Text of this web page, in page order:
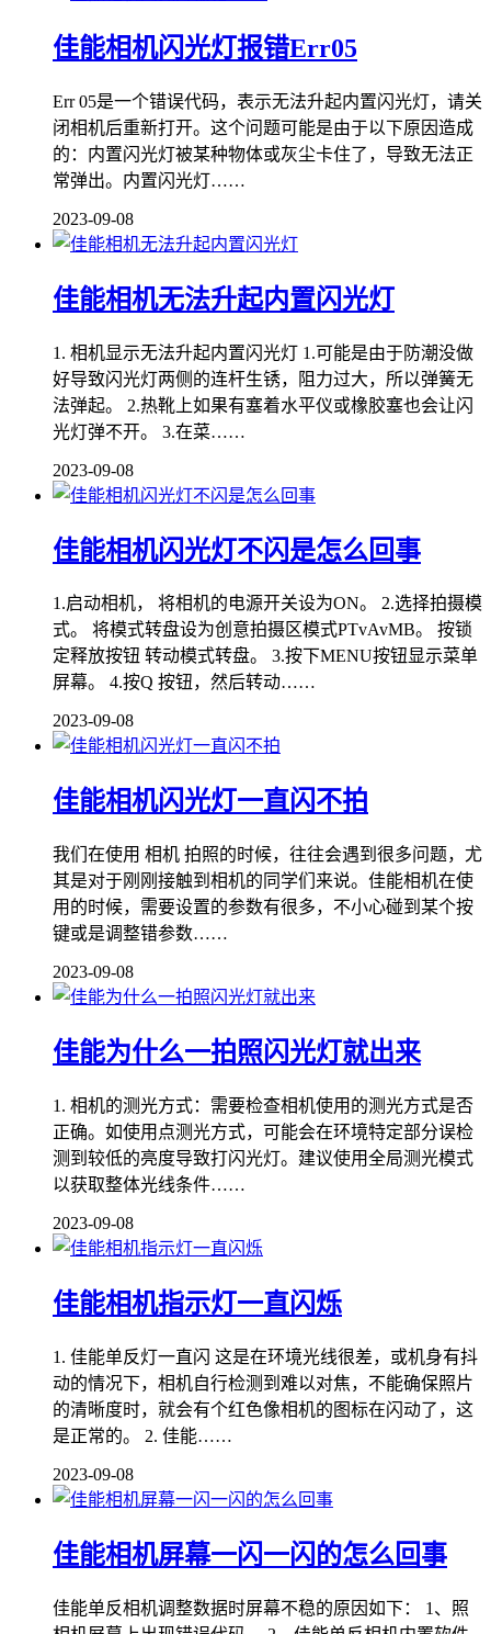
佳能相机闪光灯报错Err05
Err 05是一个错误代码，表示无法升起内置闪光灯，请关
闭相机后重新打开。这个问题可能是由于以下原因造成
的：内置闪光灯被某种物体或灰尘卡住了，导致无法正
常弹出。内置闪光灯……
2023-09-08
佳能相机无法升起内置闪光灯
1. 相机显示无法升起内置闪光灯 1.可能是由于防潮没做
好导致闪光灯两侧的连杆生锈，阻力过大，所以弹簧无
法弹起。 2.热靴上如果有塞着水平仪或橡胶塞也会让闪
光灯弹不开。 3.在菜……
2023-09-08
佳能相机闪光灯不闪是怎么回事
1.启动相机， 将相机的电源开关设为ON。 2.选择拍摄模
式。 将模式转盘设为创意拍摄区模式PTvAvMB。 按锁
定释放按钮 转动模式转盘。 3.按下MENU按钮显示菜单
屏幕。 4.按Q 按钮，然后转动……
2023-09-08
佳能相机闪光灯一直闪不拍
我们在使用 相机 拍照的时候，往往会遇到很多问题，尤
其是对于刚刚接触到相机的同学们来说。佳能相机在使
用的时候，需要设置的参数有很多，不小心碰到某个按
键或是调整错参数……
2023-09-08
佳能为什么一拍照闪光灯就出来
1. 相机的测光方式：需要检查相机使用的测光方式是否
正确。如使用点测光方式，可能会在环境特定部分误检
测到较低的亮度导致打闪光灯。建议使用全局测光模式
以获取整体光线条件……
2023-09-08
佳能相机指示灯一直闪烁
1. 佳能单反灯一直闪 这是在环境光线很差，或机身有抖
动的情况下，相机自行检测到难以对焦，不能确保照片
的清晰度时，就会有个红色像相机的图标在闪动了，这
是正常的。 2. 佳能……
2023-09-08
佳能相机屏幕一闪一闪的怎么回事
佳能单反相机调整数据时屏幕不稳的原因如下： 1、照